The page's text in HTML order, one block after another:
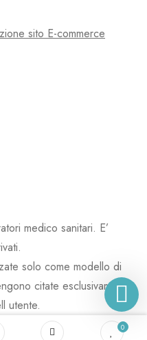
sito E-commerce
medico sanitari. E’
solo come modello di
citate esclusivamente
utente.
0